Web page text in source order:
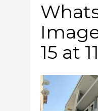
15 at